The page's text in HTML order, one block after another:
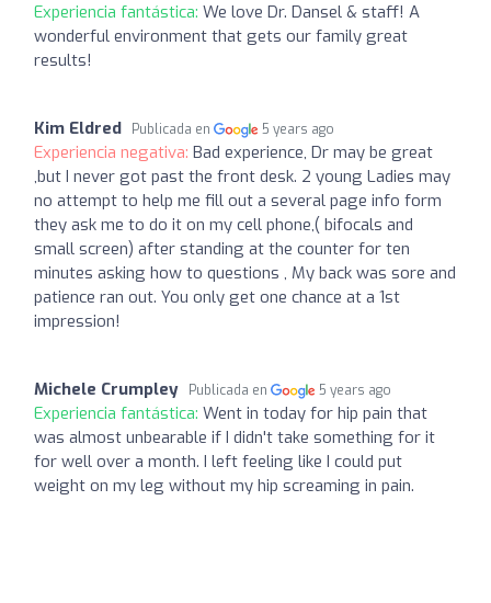
Experiencia fantástica: We love Dr. Dansel & staff! A
wonderful environment that gets our family great
results!
Kim Eldred Publicada en 5 years ago
Experiencia negativa: Bad experience, Dr may be great
,but I never got past the front desk. 2 young Ladies may
no attempt to help me fill out a several page info form
they ask me to do it on my cell phone,( bifocals and
small screen) after standing at the counter for ten
minutes asking how to questions , My back was sore and
patience ran out. You only get one chance at a 1st
impression!
Michele Crumpley Publicada en 5 years ago
Experiencia fantástica: Went in today for hip pain that
was almost unbearable if I didn't take something for it
for well over a month. I left feeling like I could put
weight on my leg without my hip screaming in pain.